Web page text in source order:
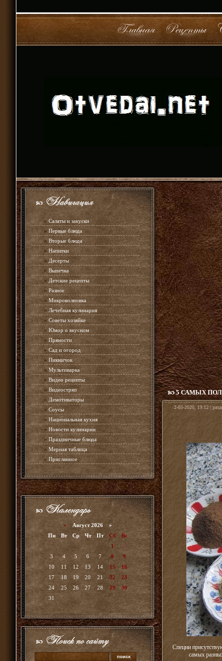
» Салаты и закуски
» Первые блюда
» Вторые блюда
» Напитки
»Десерты
» Выпечка
» Детские рецепты
» Разное
» Микроволновка
» Лечебная кулинария
» Советы хозяйке
» Юмор о вкусном
» Пряности
» Сад и огород
» Пикничок
» Мультиварка
» Видео рецепты
» Видеостряп
» Демотиваторы
» Соусы
» Национальная кухня
» Новости кулинарии
» Праздничные блюда
» Мерная таблица
» Присланное
« Август 2026 »
Пн
Вт Ср Чт Пт Сб
Вс
1
2
3
4 5 6 7 8
9
10
11 12 13 14 15
16
17
18 19 20 21 22
23
24
25 26 27 28 29
30
31
5 САМЫХ
2-03-2020, 19:12 |
Специи
самых